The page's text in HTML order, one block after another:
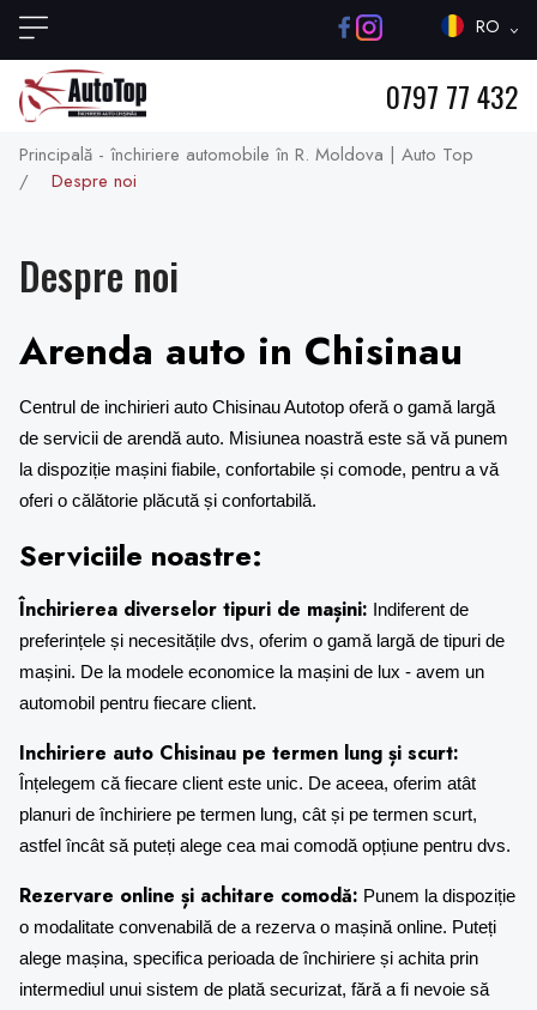
RO
0797 77 432
Principală - închiriere automobile în R. Moldova | Auto Top
/
Despre noi
Despre noi
Arenda auto in Chisinau
Centrul de inchirieri auto ChisinauAutotop oferă o gamă largă
de servicii de arendă auto. Misiunea noastră este să vă punem
la dispoziție mașini fiabile, confortabile și comode, pentru a vă
oferi o călătorie plăcută și confortabilă.
Serviciile noastre:
Închirierea diverselor tipuri de mașini: Indiferent de
preferințele și necesitățile dvs, oferim o gamă largă de tipuri de
mașini. De la modele economice la mașini de lux - avem un
automobil pentru fiecare client.
Inchiriere auto Chisinau pe termen lung și scurt:
Înțelegem că fiecare client este unic. De aceea, oferim atât
planuri de închiriere pe termen lung, cât și pe termen scurt,
astfel încât să puteți alege cea mai comodă opțiune pentru dvs.
Rezervare online și achitare comodă: Punem la dispoziție
o modalitate convenabilă de a rezerva o mașină online. Puteți
alege mașina, specifica perioada de închiriere și achita prin
intermediul unui sistem de plată securizat, fără a fi nevoie să